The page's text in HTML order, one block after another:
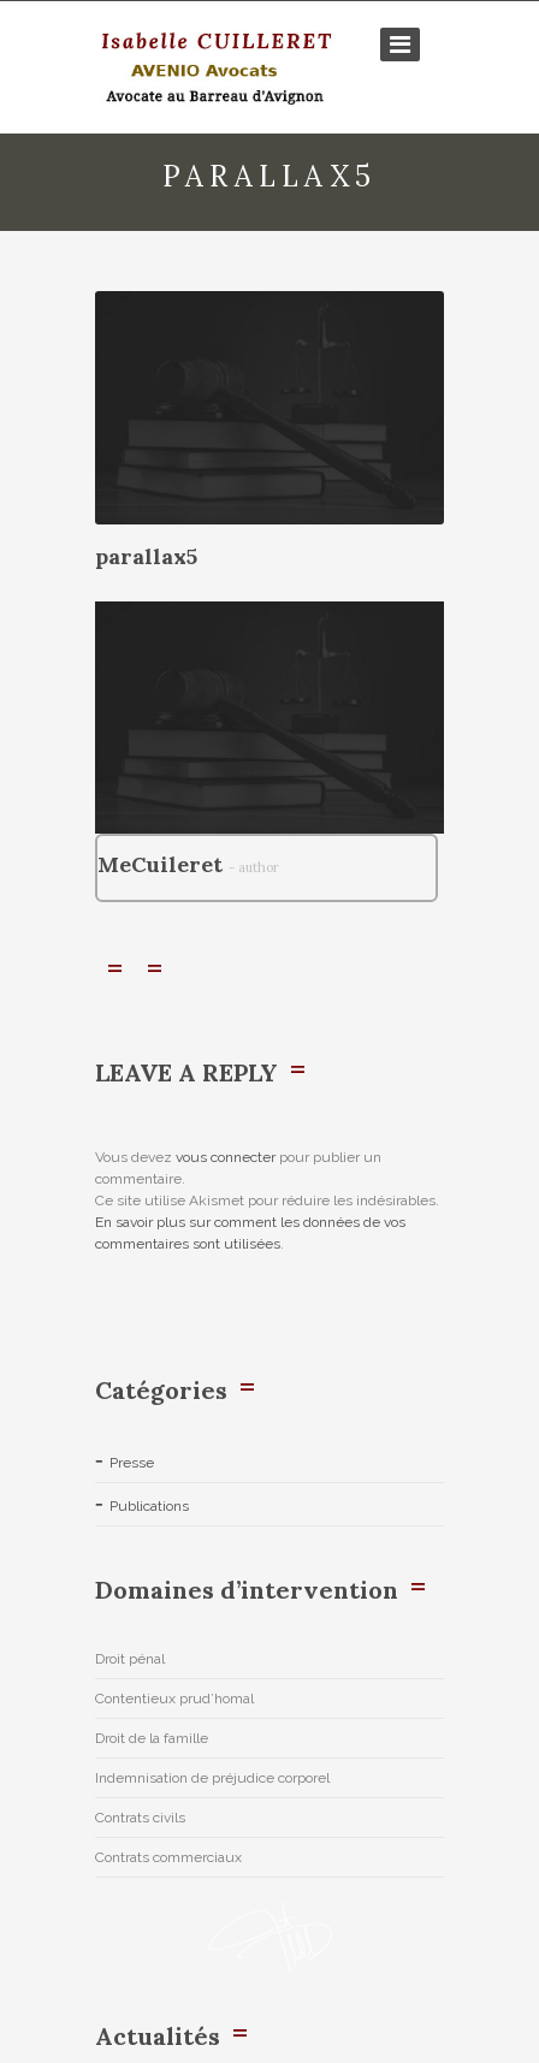
PARALLAX5
parallax5
MeCuileret - author
LEAVE A REPLY
Vous devez vous connecterpour publier un
commentaire.
Ce site utilise Akismet pour réduire les indésirables.
En savoir plus sur comment les données de vos
commentaires sont utilisées.
Catégories
Presse
Publications
Domaines d’intervention
Droit pénal
Contentieux prud’homal
Droit de la famille
Indemnisation de préjudice corporel
Contrats civils
Contrats commerciaux
Actualités